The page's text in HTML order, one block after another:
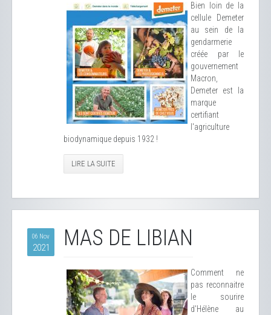
Bien loin de la
cellule Demeter
au sein de la
gendarmerie
créée par le
gouvernement
Macron,
Demeter est la
marque
certifiant
l'agriculture
biodynamique depuis 1932 !
LIRE LA SUITE
06 Nov
2021 MAS DE LIBIAN
Comment ne
pas reconnaitre
le sourire
d'Hélène au